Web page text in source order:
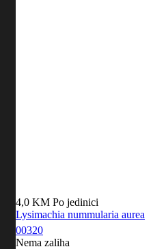
4,0 KM Po jedinici
Lysimachia nummularia aurea
00320
Nema zaliha